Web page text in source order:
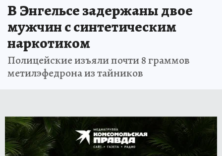
В Энгельсе задержаны двое
мужчин с синтетическим
наркотиком
Полицейские изъяли почти 8 граммов
метилэфедрона из тайников